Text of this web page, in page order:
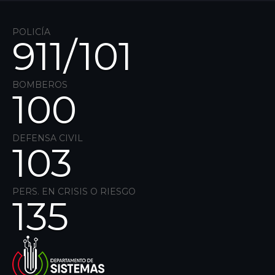
POLICÍA
911/101
BOMBEROS
100
DEFENSA CIVIL
103
PERS. EN CRISIS O RIESGO
135